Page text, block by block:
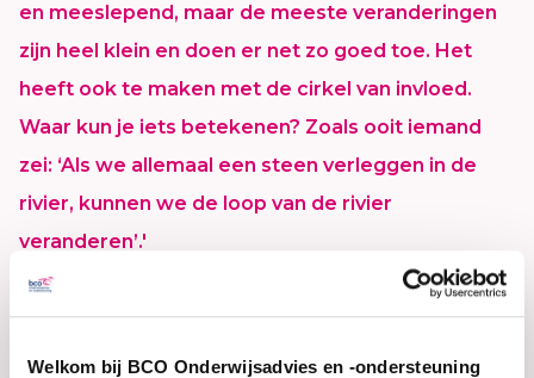
Welkom bij BCO Onderwijsadvies en -ondersteuning
en meeslepend, maar de meeste veranderingen
zijn heel klein en doen er net zo goed toe. Het
heeft ook te maken met de cirkel van invloed.
Waar kun je iets betekenen? Zoals ooit iemand
zei: ‘Als we allemaal een steen verleggen in de
rivier, kunnen we de loop van de rivier
veranderen’.'
Neeltje Cox, programmaleider sociaal educatieve